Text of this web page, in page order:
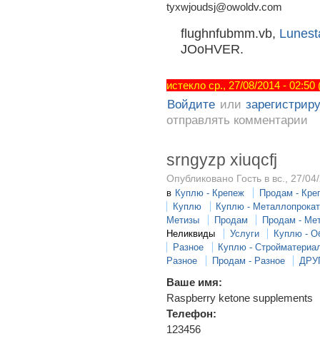
tyxwjoudsj@owoldv.com
flughnfubmm.vb,
JOoHVER.
истекло ср., 27/08/2014 -
Войдите или
отправлять комментарии
srngyzp xiuqcfj
Опубликовано Гость в вс., 27/
в Куплю - Крепеж
Продам -
Куплю
Куплю - Металлопрокат
Метизы
Продам
Продам -
Неликвиды
Услуги
Куплю -
Разное
Куплю -
Разное
Продам - Разное
Ваше имя:
Raspberry ketone supplements
Телефон:
123456